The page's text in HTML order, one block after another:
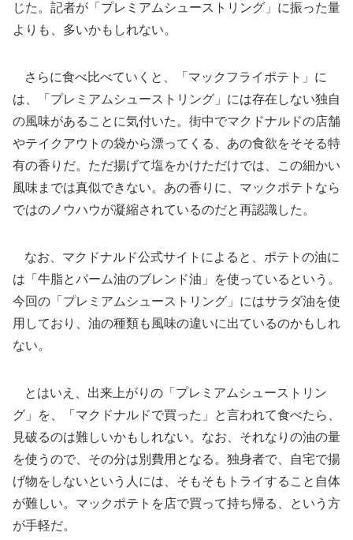
じた。記者が「プレミアムシューストリング」に振った量
よりも、多いかもしれない。
さらに食べ比べていくと、「マックフライポテト」に
は、「プレミアムシューストリング」には存在しない独自
の風味があることに気付いた。街中でマクドナルドの店舗
やテイクアウトの袋から漂ってくる、あの食欲をそそる特
有の香りだ。ただ揚げて塩をかけただけでは、この細かい
風味までは真似できない。あの香りに、マックポテトなら
ではのノウハウが凝縮されているのだと再認識した。
なお、マクドナルド公式サイトによると、ポテトの油に
は「牛脂とパーム油のブレンド油」を使っているという。
今回の「プレミアムシューストリング」にはサラダ油を使
用しており、油の種類も風味の違いに出ているのかもしれ
ない。
とはいえ、出来上がりの「プレミアムシューストリン
グ」を、「マクドナルドで買った」と言われて食べたら、
見破るのは難しいかもしれない。なお、それなりの油の量
を使うので、その分は別費用となる。独身者で、自宅で揚
げ物をしないという人には、そもそもトライすること自体
が難しい。マックポテトを店で買って持ち帰る、という方
が手軽だ。